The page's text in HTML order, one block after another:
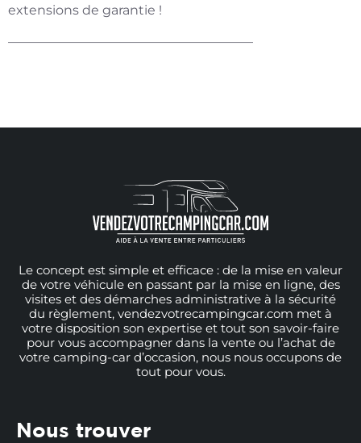
extensions de garantie !
———————————————————
Le concept est simple et efficace : de la mise en valeur
de votre véhicule en passant par la mise en ligne, des
visites et des démarches administrative à la sécurité
du règlement, vendezvotrecampingcar.com met à
votre disposition son expertise et tout son savoir-faire
pour vous accompagner dans la vente ou l’achat de
votre camping-car d’occasion, nous nous occupons de
tout pour vous.
Nous trouver